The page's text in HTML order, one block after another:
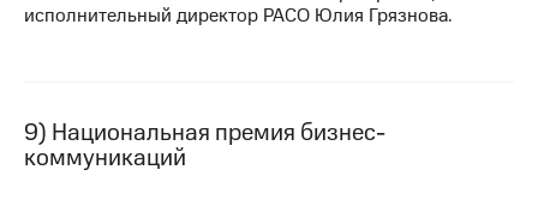
исполнительный директор РАСО Юлия Грязнова.
9) Национальная премия бизнес-
коммуникаций